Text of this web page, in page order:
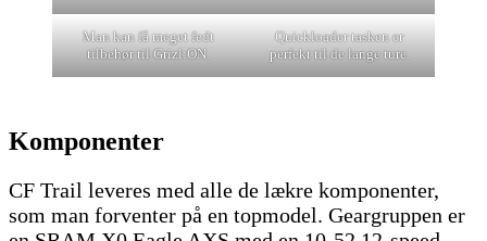
Man kan få meget fedt
tilbehør til Grizl:ON.
Quickloader tasken er
perfekt til de lange ture.
Komponenter
CF Trail leveres med alle de lækre komponenter,
som man forventer på en topmodel. Geargruppen er